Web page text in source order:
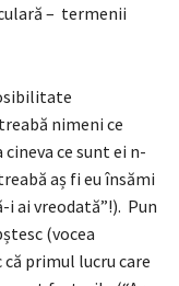
– termenii
nimeni ce
ce sunt ei n-
aș fi eu însămi
i ai vreodată”!). Pun
(vocea
primul lucru care